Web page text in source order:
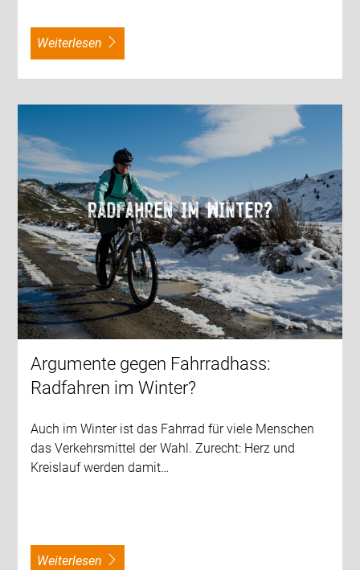
weiterlesen
Argumente gegen Fahrradhass:
Radfahren im Winter?
Auch im Winter ist das Fahrrad für viele Menschen
das Verkehrsmittel der Wahl. Zurecht: Herz und
Kreislauf werden damit…
weiterlesen